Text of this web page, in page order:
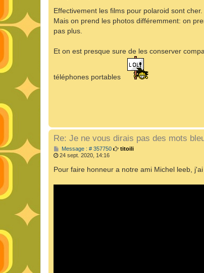
s
g
Effectivement les films pour polaroid sont cher.
Mais on prend les photos différemment: on
pas plus.
Et on est presque sure de les conserver
téléphones portables
Re: Je ne vous dirais pas des mots
Message : # 357750M
s
titoili
24 sept. 2020, 14:16
Pour faire honneur a notre ami Michel leeb,